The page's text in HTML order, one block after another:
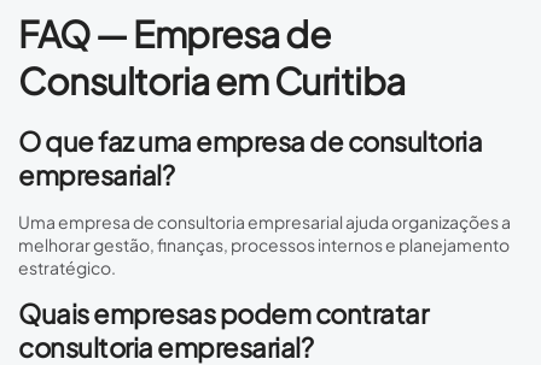
FAQ — Empresa de
Consultoria em Curitiba
O que faz uma empresa de consultoria
empresarial?
Uma empresa de consultoria empresarial ajuda organizações a
melhorar gestão, finanças, processos internos e planejamento
estratégico.
Quais empresas podem contratar
consultoria empresarial?